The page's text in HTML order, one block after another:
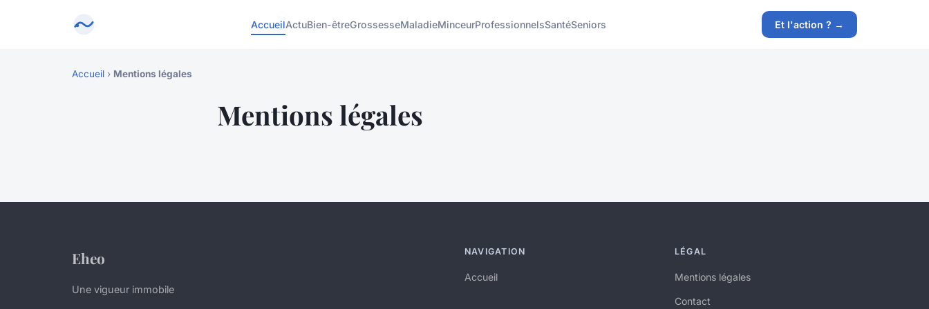
AccueilActuBien-êtreGrossesseMaladieMinceurProfessionnelsSantéSeniors Et l'action ? →
Accueil › Mentions légales
Mentions légales
Eheo
Une vigueur immobile
NAVIGATION
Accueil
LÉGAL
Mentions légales
Contact